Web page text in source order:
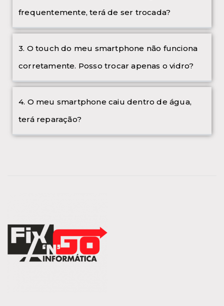
frequentemente, terá de ser trocada?
3. O touch do meu smartphone não funciona
corretamente. Posso trocar apenas o vidro?
4. O meu smartphone caiu dentro de água,
terá reparação?